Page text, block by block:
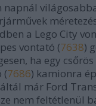
napnál
a Lego City
vontató (7638)
ha egy
(7686) kamionra
már Ford
nem feltétlenül